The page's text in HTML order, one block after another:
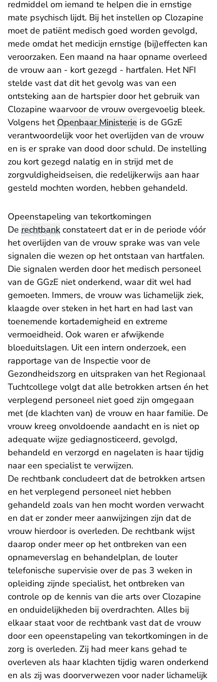
redmiddel om iemand te helpen die in ernstige
mate psychisch lijdt. Bij het instellen op Clozapine
moet de patiënt medisch goed worden gevolgd,
mede omdat het medicijn ernstige (bij)effecten kan
veroorzaken. Een maand na haar opname overleed
de vrouw aan - kort gezegd - hartfalen. Het NFI
stelde vast dat dit het gevolg was van een
ontsteking aan de hartspier door het gebruik van
Clozapine waarvoor de vrouw overgevoelig bleek.
Volgens hetOpenbaar Ministerie is de GGzE
verantwoordelijk voor het overlijden van de vrouw
en is er sprake van dood door schuld. De instelling
zou kort gezegd nalatig en in strijd met de
zorgvuldigheidseisen, die redelijkerwijs aan haar
gesteld mochten worden, hebben gehandeld.
Opeenstapeling van tekortkomingen
De rechtbank constateert dat er in de periode vóór
het overlijden van de vrouw sprake was van vele
signalen die wezen op het ontstaan van hartfalen.
Die signalen werden door het medisch personeel
van de GGzE niet onderkend, waar dit wel had
gemoeten. Immers, de vrouw was lichamelijk ziek,
klaagde over steken in het hart en had last van
toenemende kortademigheid en extreme
vermoeidheid. Ook waren er afwijkende
bloeduitslagen. Uit een intern onderzoek, een
rapportage van de Inspectie voor de
Gezondheidszorg en uitspraken van het Regionaal
Tuchtcollege volgt dat alle betrokken artsen én het
verplegend personeel niet goed zijn omgegaan
met (de klachten van) de vrouw en haar familie. De
vrouw kreeg onvoldoende aandacht en is niet op
adequate wijze gediagnosticeerd, gevolgd,
behandeld en verzorgd en nagelaten is haar tijdig
naar een specialist te verwijzen.
De rechtbank concludeert dat de betrokken artsen
en het verplegend personeel niet hebben
gehandeld zoals van hen mocht worden verwacht
en dat er zonder meer aanwijzingen zijn dat de
vrouw hierdoor is overleden. De rechtbank wijst
daarop onder meer op het ontbreken van een
opnameverslag en behandelplan, de louter
telefonische supervisie over de pas 3 weken in
opleiding zijnde specialist, het ontbreken van
controle op de kennis van die arts over Clozapine
en onduidelijkheden bij overdrachten. Alles bij
elkaar staat voor de rechtbank vast dat de vrouw
door een opeenstapeling van tekortkomingen in de
zorg is overleden. Zij had meer kans gehad te
overleven als haar klachten tijdig waren onderkend
en als zij was doorverwezen voor nader lichamelijk